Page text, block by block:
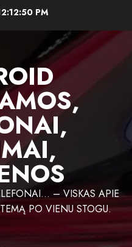
PM
– VISKAS APIE
PO VIENU STOGU.